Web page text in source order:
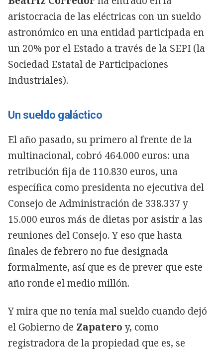
aristocracia de las eléctricas con un sueldo
astronómico en una entidad participada en
un 20% por el Estado a través de la SEPI (la
Sociedad Estatal de Participaciones
Industriales).
Un sueldo galáctico
El año pasado, su primero al frente de la
multinacional, cobró 464.000 euros: una
retribución fija de 110.830 euros, una
específica como presidenta no ejecutiva del
Consejo de Administración de 338.337 y
15.000 euros más de dietas por asistir a las
reuniones del Consejo. Y eso que hasta
finales de febrero no fue designada
formalmente, así que es de prever que este
año ronde el medio millón.
Y mira que no tenía mal sueldo cuando dejó
el Gobierno de Zapatero y, como
registradora de la propiedad que es, se